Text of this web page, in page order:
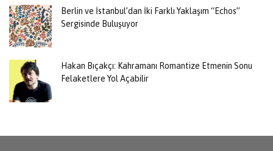
Berlin ve İstanbul’dan İki Farklı Yaklaşım “Echos”
Sergisinde Buluşuyor
Hakan Bıçakçı: Kahramanı Romantize Etmenin Sonu
Felaketlere Yol Açabilir